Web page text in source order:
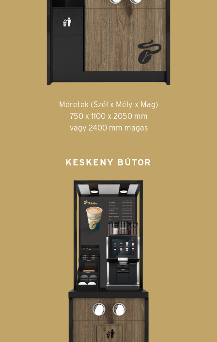
Méretek (Szél x Mély x Mag)
750 x 1100 x 2050 mm
vagy 2400 mm magas
KESKENY BÚTOR